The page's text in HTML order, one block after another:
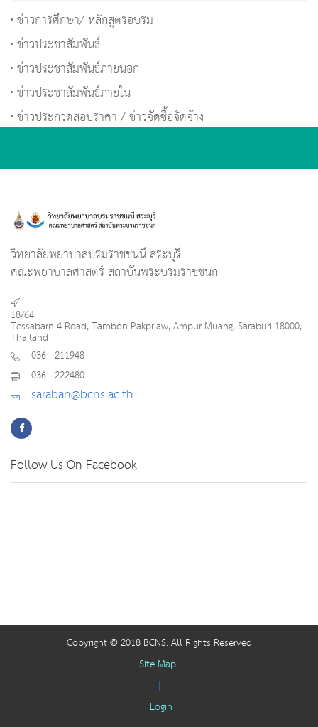
ข่าวการศึกษา/ หลักสูตรอบรม
ข่าวประชาสัมพันธ์
ข่าวประชาสัมพันธ์ภายนอก
ข่าวประชาสัมพันธ์ภายใน
ข่าวประกวดสอบราคา / ข่าวจัดซื้อจัดจ้าง
วิทยาลัยพยาบาลบรมราชชนนี สระบุรี
คณะพยาบาลศาสตร์ สถาบันพระบรมราชชนก
18/64
Tessabarn 4 Road, Tambon Pakpriaw, Ampur Muang, Saraburi 18000,
Thailand
036 - 211948
036 - 222480
saraban@bcns.ac.th
Follow Us On Facebook
Copyright © 2018 BCNS. All Rights Reserved
Site Map
|
Login